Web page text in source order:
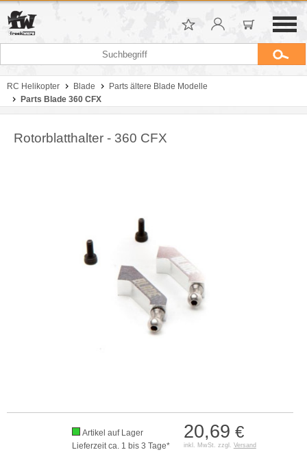
RC Helikopter Blade
Parts ältere Blade Modelle
Parts Blade 360 CFX
Rotorblatthalter - 360 CFX
20,69 €
inkl. MwSt. zzgl. Versand
Artikel auf Lager
Lieferzeit ca. 1 bis 3 Tage*